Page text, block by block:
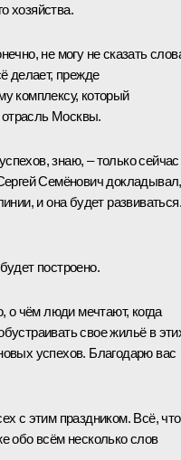
хозяйства.
не могу не сказать
делает, прежде
комплексу, который
Москвы.
знаю, – только сейчас
Семёнович
и она будет развиваться.
построено.
о чём люди мечтают, когда
свое жильё в
успехов. Благодарю вас
с этим праздником. Всё, что
обо всём несколько слов